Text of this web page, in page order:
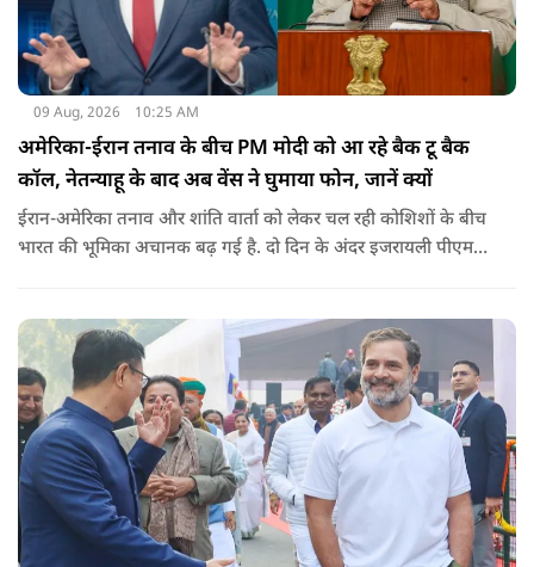
09 Aug, 2026 10:25 AM
अमेरिका-ईरान तनाव के बीच PM मोदी को आ रहे बैक टू बैक
कॉल, नेतन्याहू के बाद अब वेंस ने घुमाया फोन, जानें क्यों
ईरान-अमेरिका तनाव और शांति वार्ता को लेकर चल रही कोशिशों के बीच
भारत की भूमिका अचानक बढ़ गई है. दो दिन के अंदर इजरायली पीएम